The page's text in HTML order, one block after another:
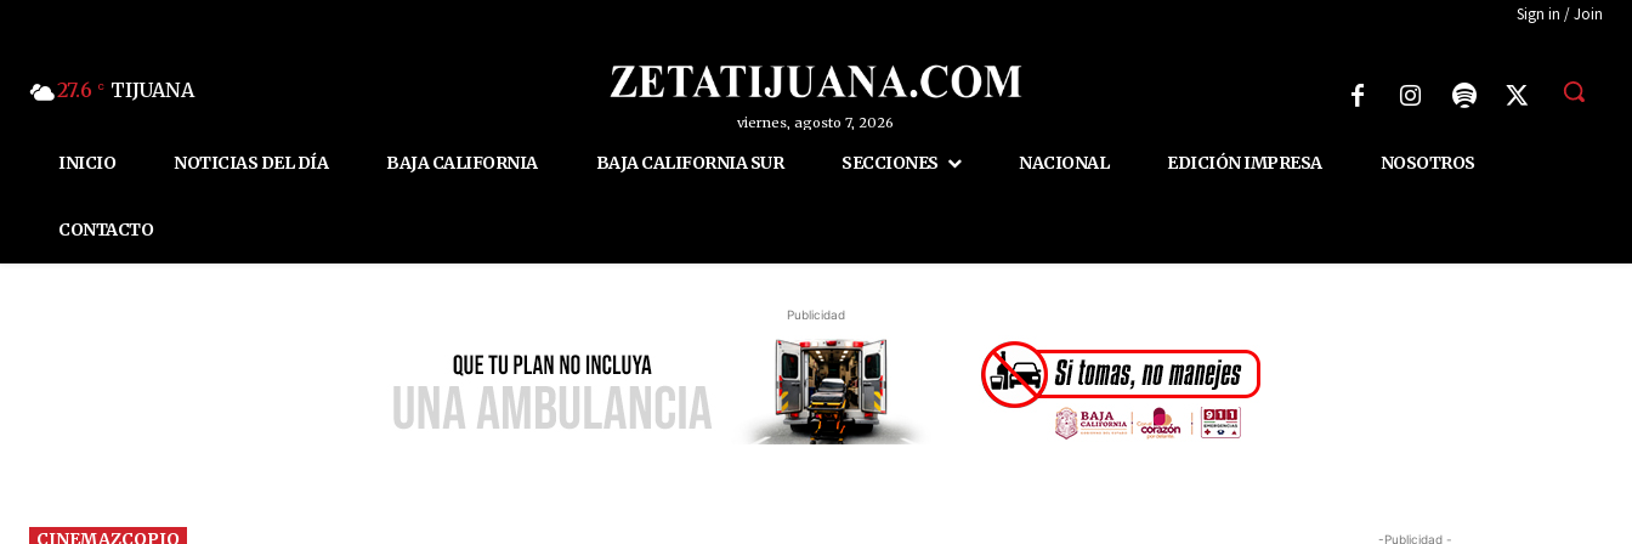
Sign in / Join
27.6 C TIJUANA
viernes, agosto 7, 2026
INICIO NOTICIAS DEL DÍA BAJA CALIFORNIA BAJA CALIFORNIA SUR SECCIONES NACIONAL EDICIÓN IMPRESA NOSOTROS
CONTACTO
Publicidad
CINEMAZCOPIO -Publicidad -